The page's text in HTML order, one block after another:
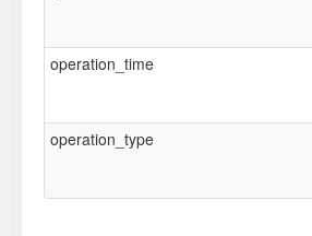
operation_time
operation_type